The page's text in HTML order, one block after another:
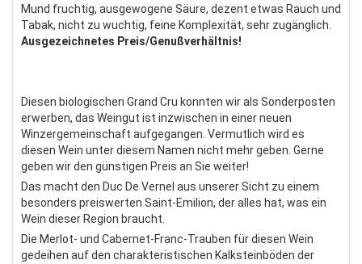
Mund fruchtig, ausgewogene Säure, dezent etwas Rauch und
Tabak, nicht zu wuchtig, feine Komplexität, sehr zugänglich.
Ausgezeichnetes Preis/Genußverhältnis!
Diesen biologischen Grand Cru konnten wir als Sonderposten
erwerben, das Weingut ist inzwischen in einer neuen
Winzergemeinschaft aufgegangen. Vermutlich wird es
diesen Wein unter diesem Namen nicht mehr geben. Gerne
geben wir den günstigen Preis an Sie weiter!
Das macht den Duc De Vernel aus unserer Sicht zu einem
besonders preiswerten Saint-Emilion, der alles hat, was ein
Wein dieser Region braucht.
Die Merlot- und Cabernet-Franc-Trauben für diesen Wein
gedeihen auf den charakteristischen Kalksteinböden der